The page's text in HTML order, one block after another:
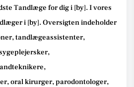
Tandlæge for dig i [by]. I vores
i [by].Oversigten indeholder
tandlægeassistenter,
oral kirurger, parodontologer,